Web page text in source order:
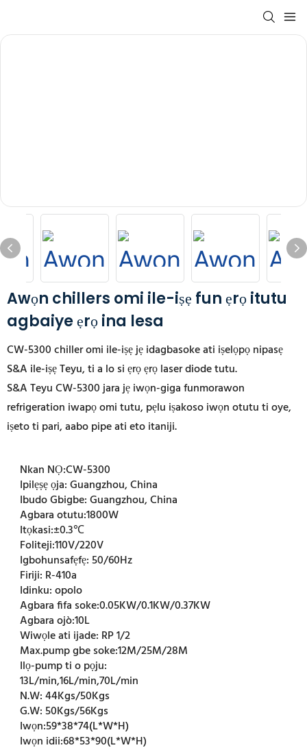
Awọn chillers omi ile-iṣẹ fun ẹrọ itutu
agbaiye ẹrọ ina lesa
CW-5300 chiller omi ile-iṣẹ jẹ idagbasoke ati iṣelọpọ nipasẹ
S&A ile-iṣẹ Teyu, ti a lo si ẹrọ ẹrọ laser diode tutu.
S&A Teyu CW-5300 jara jẹ iwọn-giga funmorawon
refrigeration iwapọ omi tutu, pẹlu iṣakoso iwọn otutu ti oye,
iṣeto ti pari, aabo pipe ati eto itaniji.
Nkan NỌ:CW-5300
Ipilẹṣẹ ọja:Guangzhou, China
Ibudo Gbigbe:Guangzhou, China
Agbara otutu:1800W
Itọkasi:±0.3℃
Foliteji:110V/220V
Igbohunsafẹfẹ:50/60Hz
Firiji: R-410a
Idinku:opolo
Agbara fifa soke:0.05KW/0.1KW/0.37KW
Agbara ojò:10L
Wiwọle ati ijade: RP 1/2
Max.pump gbe soke:12M/25M/28M
Ilọ-pump ti o pọju:
13L/min,16L/min,70L/min
N.W:44Kgs/50Kgs
G.W:50Kgs/56Kgs
Iwọn:59*38*74(L*W*H)
Iwọn idii:68*53*90(L*W*H)